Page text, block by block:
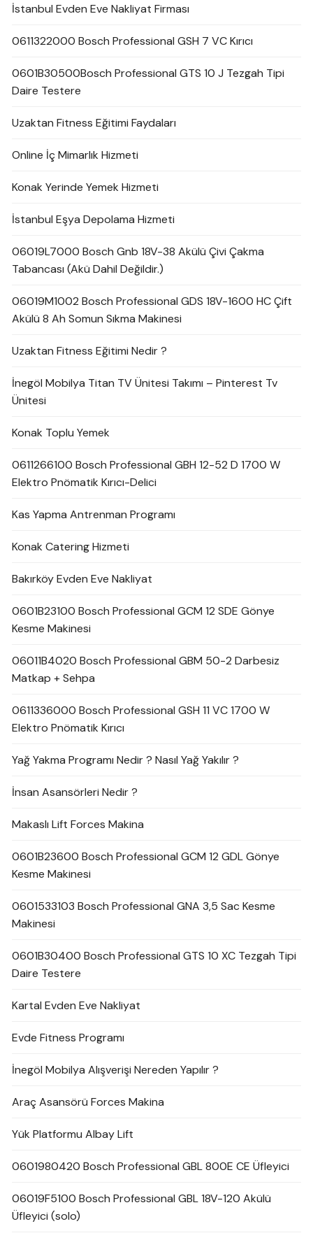
İstanbul Evden Eve Nakliyat Firması
0611322000 Bosch Professional GSH 7 VC Kırıcı
0601B30500Bosch Professional GTS 10 J Tezgah Tipi
Daire Testere
Uzaktan Fitness Eğitimi Faydaları
Online İç Mimarlık Hizmeti
Konak Yerinde Yemek Hizmeti
İstanbul Eşya Depolama Hizmeti
06019L7000 Bosch Gnb 18V-38 Akülü Çivi Çakma
Tabancası (Akü Dahil Değildir.)
06019M1002 Bosch Professional GDS 18V-1600 HC Çift
Akülü 8 Ah Somun Sıkma Makinesi
Uzaktan Fitness Eğitimi Nedir ?
İnegöl Mobilya Titan TV Ünitesi Takımı – Pinterest Tv
Ünitesi
Konak Toplu Yemek
0611266100 Bosch Professional GBH 12-52 D 1700 W
Elektro Pnömatik Kırıcı-Delici
Kas Yapma Antrenman Programı
Konak Catering Hizmeti
Bakırköy Evden Eve Nakliyat
0601B23100 Bosch Professional GCM 12 SDE Gönye
Kesme Makinesi
06011B4020 Bosch Professional GBM 50-2 Darbesiz
Matkap + Sehpa
0611336000 Bosch Professional GSH 11 VC 1700 W
Elektro Pnömatik Kırıcı
Yağ Yakma Programı Nedir ? Nasıl Yağ Yakılır ?
İnsan Asansörleri Nedir ?
Makaslı Lift Forces Makina
0601B23600 Bosch Professional GCM 12 GDL Gönye
Kesme Makinesi
0601533103 Bosch Professional GNA 3,5 Sac Kesme
Makinesi
0601B30400 Bosch Professional GTS 10 XC Tezgah Tipi
Daire Testere
Kartal Evden Eve Nakliyat
Evde Fitness Programı
İnegöl Mobilya Alışverişi Nereden Yapılır ?
Araç Asansörü Forces Makina
Yük Platformu Albay Lift
0601980420 Bosch Professional GBL 800E CE Üfleyici
06019F5100 Bosch Professional GBL 18V-120 Akülü
Üfleyici (solo)